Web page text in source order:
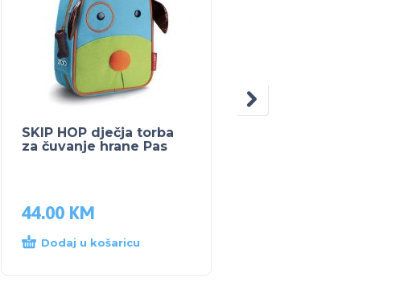
SKIP HOP dječja torba
za čuvanje hrane Pas
44.00 KM
Dodaj u košaricu